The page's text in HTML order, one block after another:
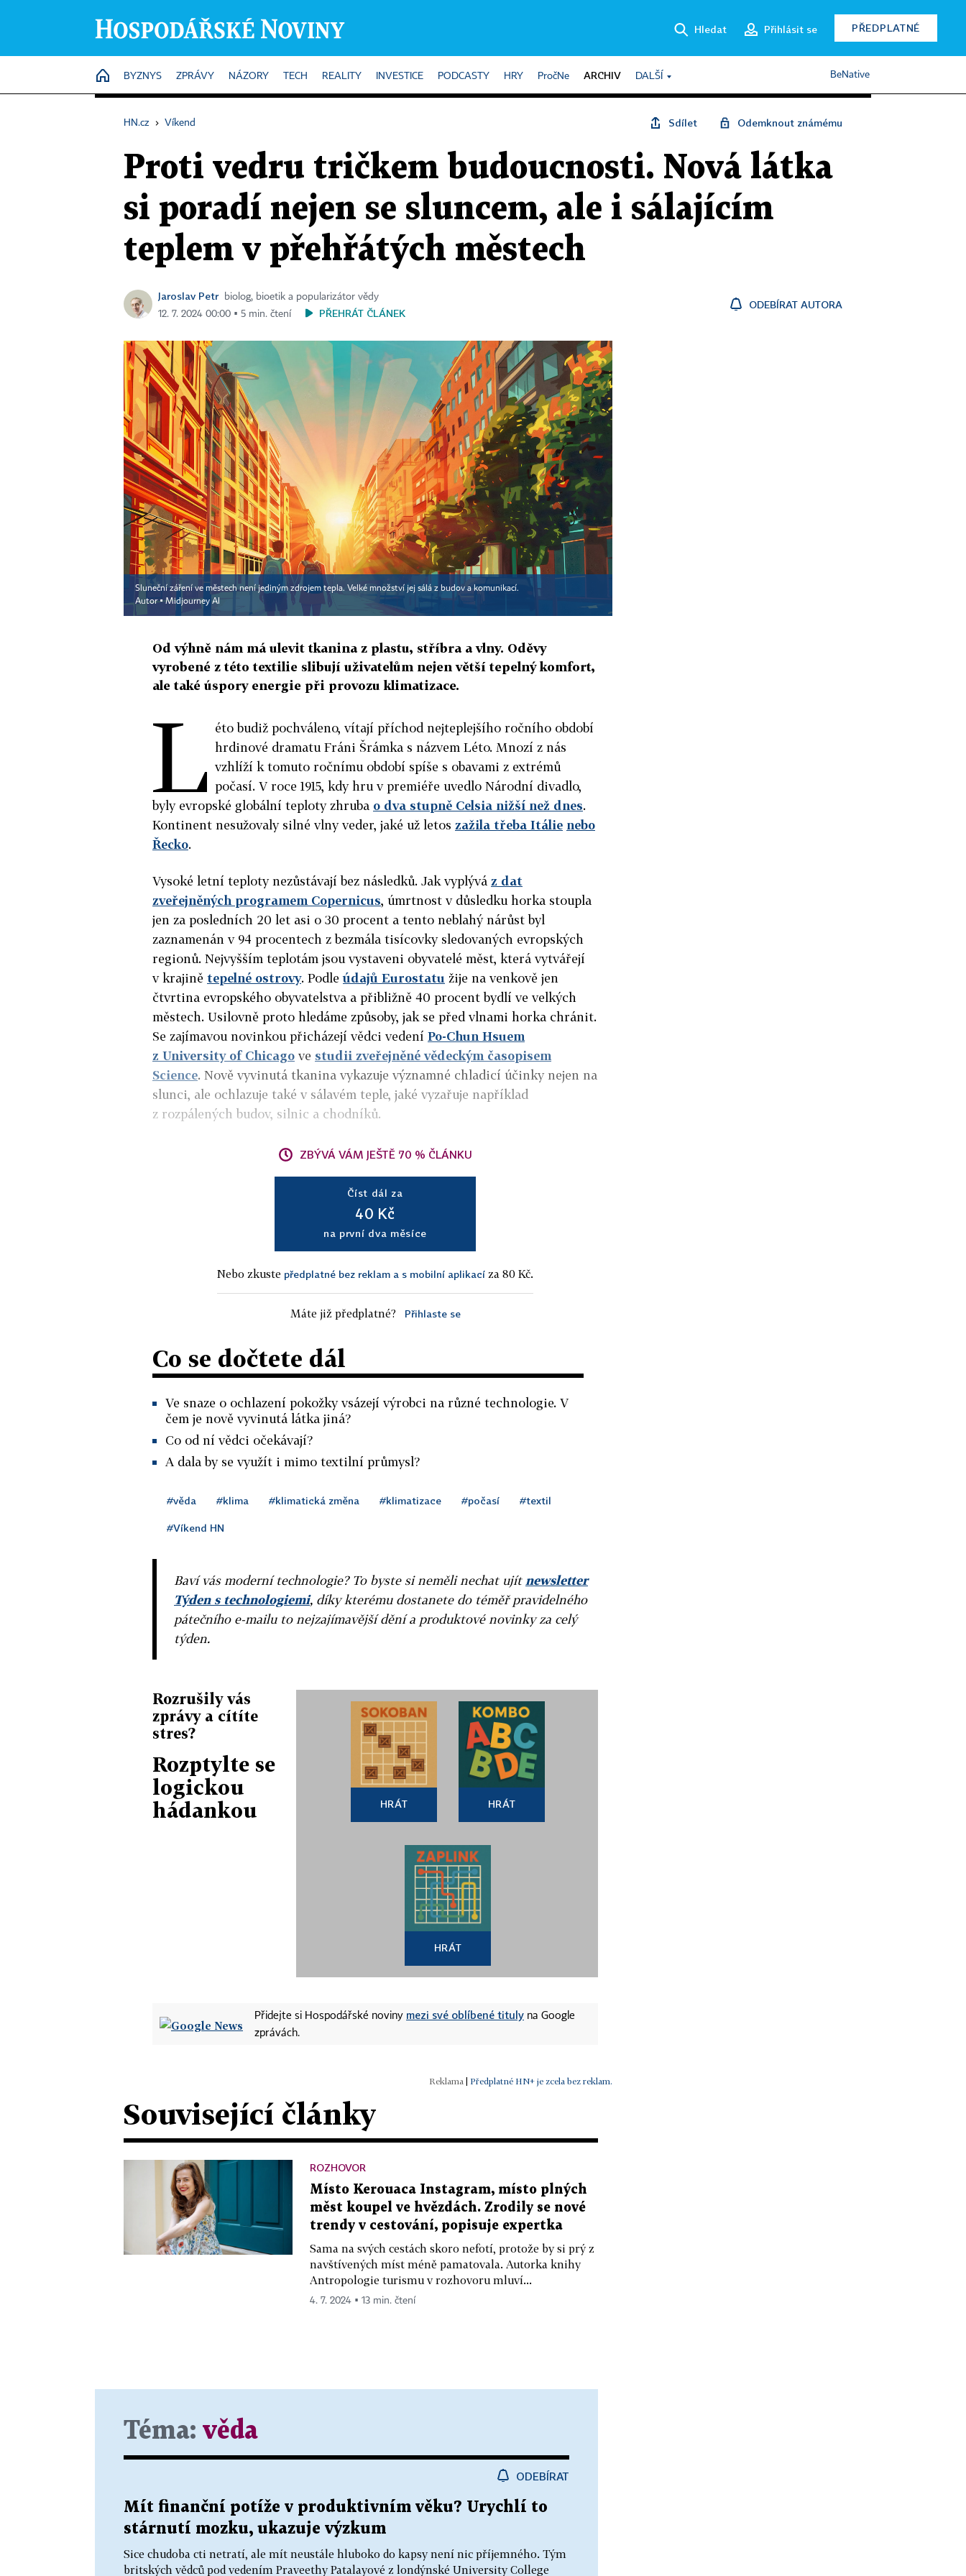
Hledat Přihlásit se PŘEDPLATNÉ
HOME
BYZNYS ZPRÁVY NÁZORY TECH REALITY INVESTICE PODCASTY HRY PročNe ARCHIV DALŠÍ BeNative
HN.cz › Víkend Sdílet Odemknout známému
Proti vedru tričkem budoucnosti. Nová látka
si poradí nejen se sluncem, ale i sálajícím
teplem v přehřátých městech
Jaroslav Petr
biolog, bioetik a popularizátor vědy
12. 7. 2024 00:00 ▪ 5 min. čtení
PŘEHRÁT ČLÁNEK
ODEBÍRAT AUTORA
Sluneční záření ve městech není jediným zdrojem tepla. Velké množství jej sálá z budov a komunikací.
Autor ▪Midjourney AI
Od výhně nám má ulevit tkanina z plastu, stříbra a vlny. Oděvy
vyrobené z této textilie slibují uživatelům nejen větší tepelný komfort,
ale také úspory energie při provozu klimatizace.
L éto budiž pochváleno, vítají příchod nejteplejšího ročního období
hrdinové dramatu Fráni Šrámka s názvem Léto. Mnozí z nás
vzhlíží k tomuto ročnímu období spíše s obavami z extrémů
počasí. V roce 1915, kdy hru v premiéře uvedlo Národní divadlo,
byly evropské globální teploty zhruba o dva stupně Celsia nižší než dnes.
Kontinent nesužovaly silné vlny veder, jaké už letos zažila třeba Itálie nebo
Řecko.
Vysoké letní teploty nezůstávají bez následků. Jak vyplývá z dat
zveřejněných programem Copernicus, úmrtnost v důsledku horka stoupla
jen za posledních 20 let asi o 30 procent a tento neblahý nárůst byl
zaznamenán v 94 procentech z bezmála tisícovky sledovaných evropských
regionů. Nejvyšším teplotám jsou vystaveni obyvatelé měst, která vytvářejí
v krajině tepelné ostrovy. Podleúdajů Eurostatu žije na venkově jen
čtvrtina evropského obyvatelstva a přibližně 40 procent bydlí ve velkých
městech. Usilovně proto hledáme způsoby, jak se před vlnami horka chránit.
Se zajímavou novinkou přicházejí vědci vedení Po-Chun Hsuem
z University of Chicago ve studii zveřejněné vědeckým časopisem
Science. Nově vyvinutá tkanina vykazuje významné chladicí účinky nejen na
slunci, ale ochlazuje také v sálavém teple, jaké vyzařuje například
z rozpálených budov, silnic a chodníků.
ZBÝVÁ VÁM JEŠTĚ 70 % ČLÁNKU
Číst dál za
40 Kč
na první dva měsíce
Nebo zkuste předplatné bez reklam a s mobilní aplikací za 80 Kč.
Máte již předplatné? Přihlaste se
Co se dočtete dál
Ve snaze o ochlazení pokožky vsázejí výrobci na různé technologie. V
čem je nově vyvinutá látka jiná?
Co od ní vědci očekávají?
A dala by se využít i mimo textilní průmysl?
#věda #klima #klimatická změna #klimatizace #počasí #textil
#Víkend HN
Baví vás moderní technologie? To byste si neměli nechat ujít newsletter
Týden s technologiemi, díky kterému dostanete do téměř pravidelného
pátečního e-mailu to nejzajímavější dění a produktové novinky za celý
týden.
Rozrušily vás
zprávy a cítíte
stres?
Rozptylte se
logickou
hádankou
HRÁT HRÁT
HRÁT
Přidejte si Hospodářské noviny mezi své oblíbené tituly na Google
zprávách.
| Předplatné HN+ je zcela bez reklam.
Související články
ROZHOVOR
Místo Kerouaca Instagram, místo plných
měst koupel ve hvězdách. Zrodily se nové
trendy v cestování, popisuje expertka
Sama na svých cestách skoro nefotí, protože by si prý z
navštívených míst méně pamatovala. Autorka knihy
Antropologie turismu v rozhovoru mluví...
4. 7. 2024 ▪ 13 min. čtení
Téma: věda
ODEBÍRAT
Mít finanční potíže v produktivním věku? Urychlí to
stárnutí mozku, ukazuje výzkum
Sice chudoba cti netratí, ale mít neustále hluboko do kapsy není nic příjemného. Tým
britských vědců pod vedením Praveethy Patalayové z londýnské University College